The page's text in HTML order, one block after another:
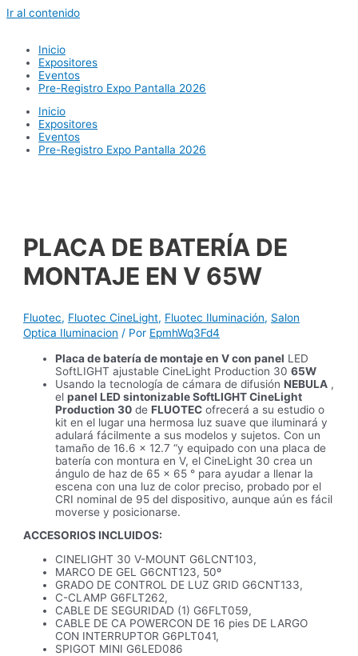
Ir al contenido
Inicio
Expositores
Eventos
Pre-Registro Expo Pantalla 2026
Inicio
Expositores
Eventos
Pre-Registro Expo Pantalla 2026
PLACA DE BATERÍA DE
MONTAJE EN V 65W
Fluotec, Fluotec CineLight, Fluotec Iluminación, Salon
Optica Iluminacion / Por EpmhWq3Fd4
Placa de batería de montaje en V con panel LED
SoftLIGHT ajustable CineLight Production 3065W
Usando la tecnología de cámara de difusiónNEBULA ,
elpanel LED sintonizable SoftLIGHT CineLight
Production 30 deFLUOTEC ofrecerá a su estudio o
kit en el lugar una hermosa luz suave que iluminará y
adulará fácilmente a sus modelos y sujetos. Con un
tamaño de 16.6 x 12.7 “y equipado con una placa de
batería con montura en V, el CineLight 30 crea un
ángulo de haz de 65 x 65 ° para ayudar a llenar la
escena con una luz de color preciso, probado por el
CRI nominal de 95 del dispositivo, aunque aún es fácil
moverse y posicionarse.
ACCESORIOS INCLUIDOS:
CINELIGHT 30 V-MOUNT G6LCNT103,
MARCO DE GEL G6CNT123, 50º
GRADO DE CONTROL DE LUZ GRID G6CNT133,
C-CLAMP G6FLT262,
CABLE DE SEGURIDAD (1) G6FLT059,
CABLE DE CA POWERCON DE 16 pies DE LARGO
CON INTERRUPTOR G6PLT041,
SPIGOT MINI G6LED086